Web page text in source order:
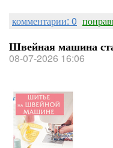
комментарии: 0
Швейная машина
08-07-2026 16:06